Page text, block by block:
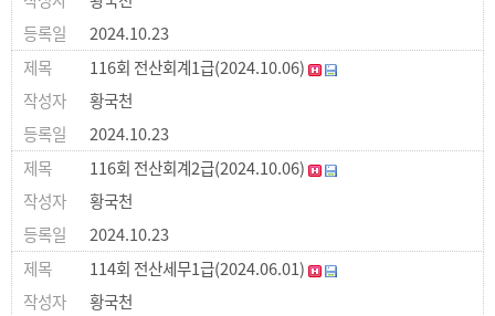
2024.10.23
116회 전산회계1급(2024.10.06)
황국천
2024.10.23
116회 전산회계2급(2024.10.06)
황국천
2024.10.23
114회 전산세무1급(2024.06.01)
황국천